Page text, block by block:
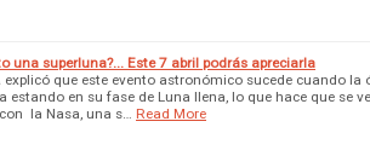
una superluna?... Este 7 abril podrás apreciarla
explicó que este evento astronómico sucede cuando la
estando en su fase de Luna llena, lo que hace que se
la Nasa, una s…
Read More